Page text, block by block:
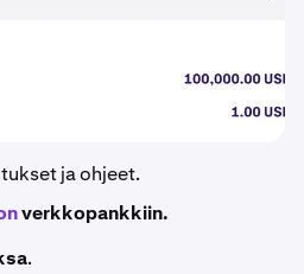
ja ohjeet.
verkkopankkiin.
.